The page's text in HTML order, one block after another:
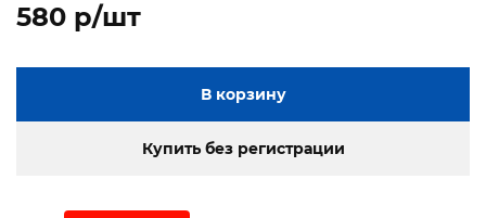
580 p/шт
В корзину
Купить без регистрации